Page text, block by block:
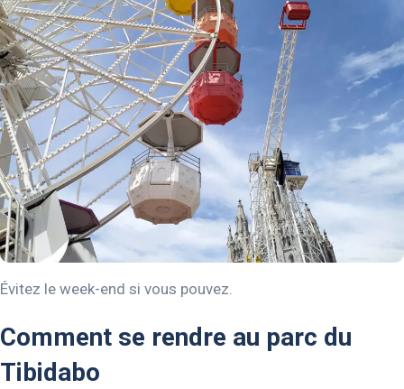
Évitez le week-end si vous pouvez.
Comment se rendre au parc du
Tibidabo